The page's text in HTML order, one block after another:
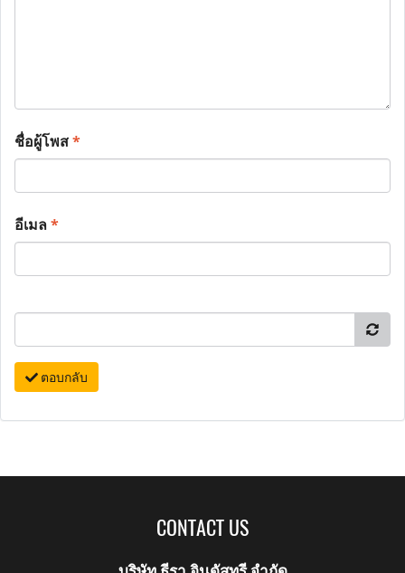
ชื่อผู้โพส*
อีเมล*
ตอบกลับ
CONTACT US